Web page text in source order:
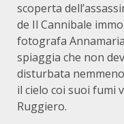
scoperta
de Il Cannibale
fotografa Annamaria
spiaggia che non
disturbata
il cielo coi suoi fumi
Ruggiero.